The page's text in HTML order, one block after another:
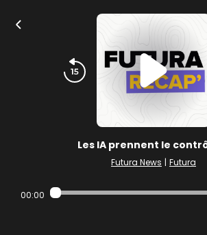
Les IA prennent le
Futura News | Futura
00:00